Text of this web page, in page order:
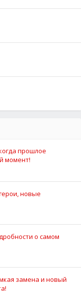
прошлое
момент!
новые
о самом
замена и новый